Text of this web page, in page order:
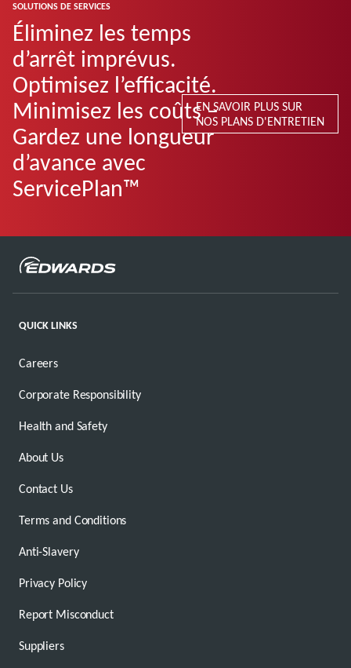
SOLUTIONS DE SERVICES
Éliminez les temps
d’arrêt imprévus.
Optimisez l’efficacité.
Minimisez les coûts –
Gardez une longueur
d’avance avec
ServicePlan™
EN SAVOIR PLUS SUR
NOS PLANS D'ENTRETIEN
QUICK LINKS
Careers
Corporate Responsibility
Health and Safety
About Us
Contact Us
Terms and Conditions
Anti-Slavery
Privacy Policy
Report Misconduct
Suppliers